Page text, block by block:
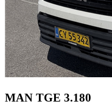
MAN TGE 3.180